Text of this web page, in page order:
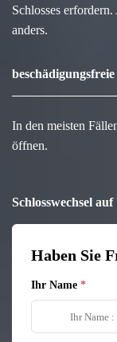
Schlosses
anders.
In den meisten
öffnen.
Schlosswechsel
Haben Sie
Ihr Name